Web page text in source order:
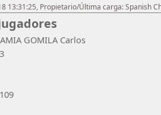
13:31:25, Propietario/Última carga: Spanish
GOMILA Carlos